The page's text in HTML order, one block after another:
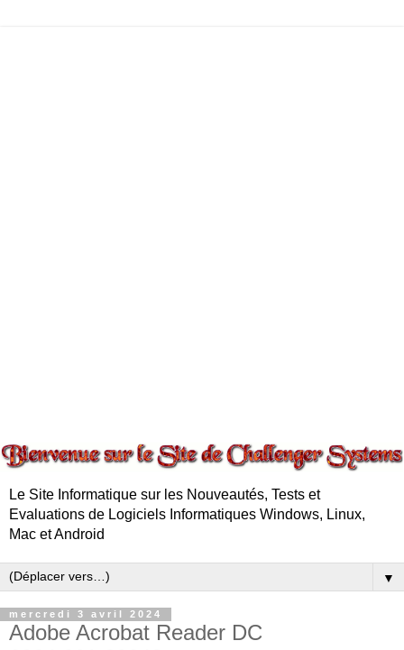
Le Site Informatique sur les Nouveautés, Tests et
Evaluations de Logiciels Informatiques Windows, Linux,
Mac et Android
▼
mercredi 3 avril 2024
Adobe Acrobat Reader DC